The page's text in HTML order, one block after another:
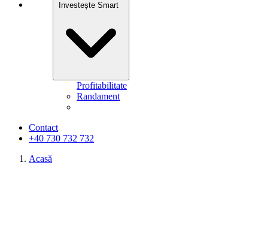
Investește Smart
Profitabilitate
Randament
Contact
+40 730 732 732
Acasă